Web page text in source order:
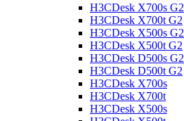
H3CDesk X700s G2
H3CDesk X700t G2
H3CDesk X500s G2
H3CDesk X500t G2
H3CDesk D500s G2
H3CDesk D500t G2
H3CDesk X700s
H3CDesk X700t
H3CDesk X500s